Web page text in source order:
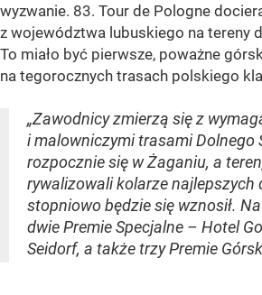
wyzwanie. 83. Tour de Pologne
z województwa lubuskiego na tereny
To miało być pierwsze, poważne
na tegorocznych trasach polskiego
„Zawodnicy zmierzą się z
i malowniczymi trasami Dolnego
rozpocznie się w Żaganiu, a
rywalizowali kolarze najlepszych
stopniowo będzie się wznosił.
dwie Premie Specjalne – Hotel
Seidorf, a także trzy Premie